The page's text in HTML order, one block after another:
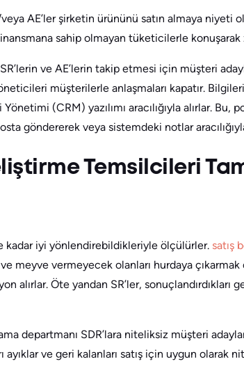
veya AE’ler şirketin ürününü satın almaya
sahip olmayan tüketicilerle
ve AE’lerin takip etmesi için müşteri
müşterilerle anlaşmaları kapatır.
(CRM) yazılımı aracılığıyla alırlar.
göndererek veya sistemdeki notlar
Temsilcileri
kadar iyi yönlendirebildikleriyle ölçülürler. satış
meyve vermeyecek olanları hurdaya
alırlar. Öte yandan SR’ler, sonuçlandırdıkları
departmanı SDR’lara niteliksiz müşteri
ve geri kalanları satış için uygun olarak